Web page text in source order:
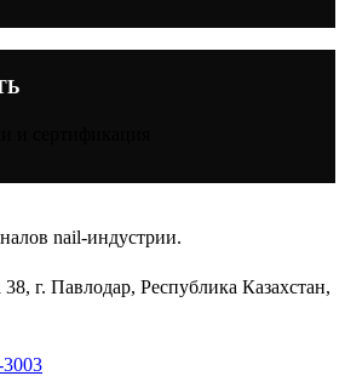
nail-индустрии.
г. Павлодар, Республика Казахстан,